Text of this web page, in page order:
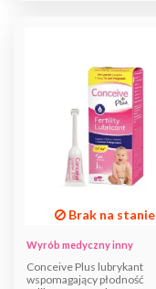
Brak na stanie
Wyrób medyczny inny
Conceive Plus lubrykant
wspomagający płodność